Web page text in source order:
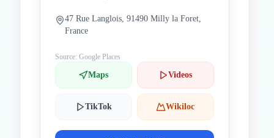
47 Rue Langlois, 91490 Milly la Foret,
France
Source: Google Places
Maps Videos
TikTok Wikiloc